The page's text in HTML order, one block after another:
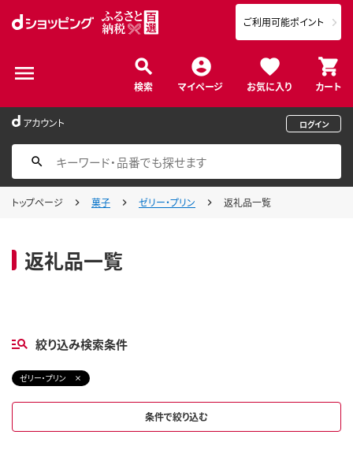
検索 マイページ お気に入り カート
ご利用可能ポイント
アカウント ログイン
トップページ 菓子 ゼリー・プリン 返礼品一覧
返礼品一覧
絞り込み検索条件
ゼリー・プリン
条件で絞り込む